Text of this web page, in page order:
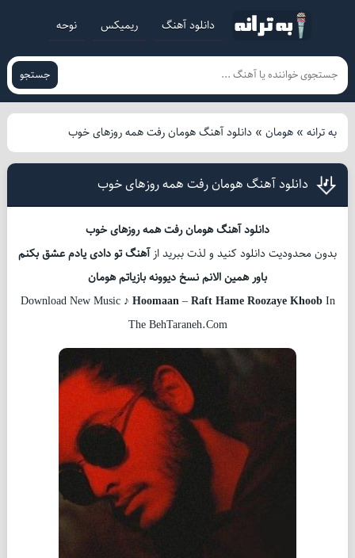
دانلود آهنگ ریمیکس نوحه
جستجو
به ترانه» هومان» دانلود آهنگ هومان رفت همه روزهای خوب
دانلود آهنگ هومان رفت همه روزهای خوب
دانلود آهنگ هومان رفت همه روزهای خوب
بدون محدودیت دانلود کنید و لذت ببرید از آهنگ تو دادی یادم عشق بکنم
باور همین الانم نسخ دیوونه بازیاتم هومان
Download New Music ♪ Hoomaan–Raft Hame Roozaye KhoobIn
The BehTaraneh.Com